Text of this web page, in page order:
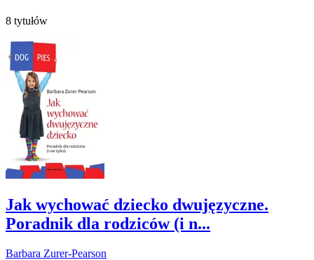
8 tytułów
Jak wychować dziecko dwujęzyczne.
Poradnik dla rodziców (i n...
Barbara Zurer-Pearson